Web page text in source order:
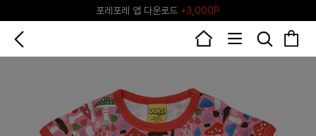
포레포레 앱 다운로드 +3,000P
♥그린포레♥ 포레포레 공식 리세일 마켓